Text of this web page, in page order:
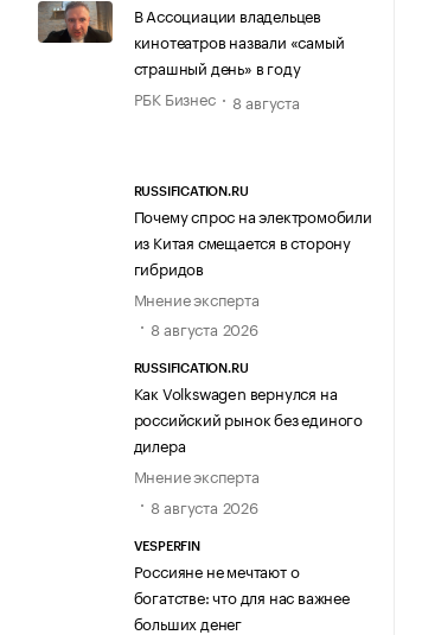
В Ассоциации владельцев
кинотеатров назвали «самый
страшный день» в году
РБК Бизнес
8 августа
RUSSIFICATION.RU
Почему спрос на электромобили
из Китая смещается в сторону
гибридов
Мнение эксперта
8 августа 2026
RUSSIFICATION.RU
Как Volkswagen вернулся на
российский рынок без единого
дилера
Мнение эксперта
8 августа 2026
VESPERFIN
Россияне не мечтают о
богатстве: что для нас важнее
больших денег